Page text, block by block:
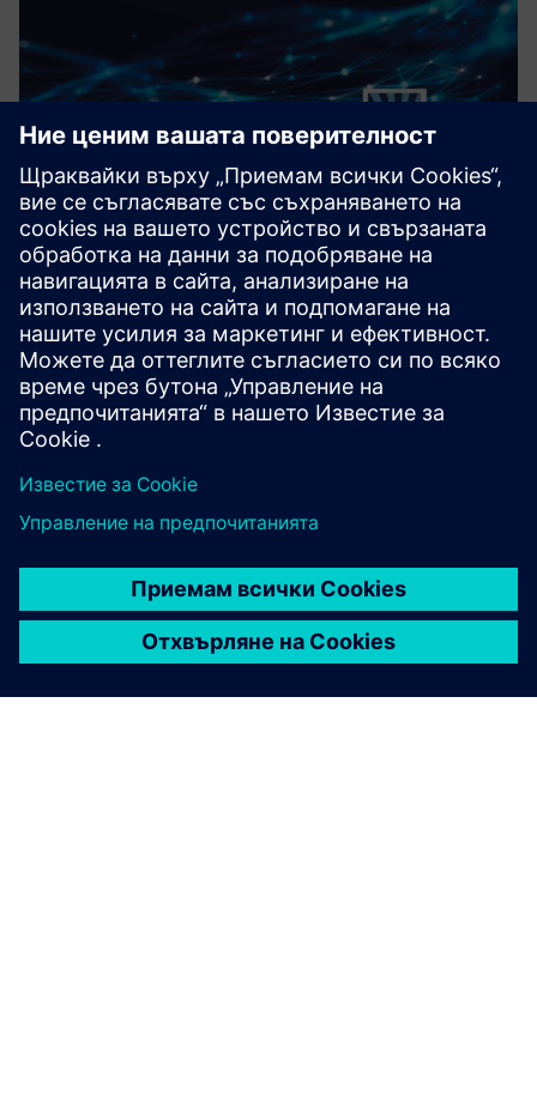
LemonTree.Connect for Polarion
С Lemontree.connect за Polarion позволяваме
проследяване от край до край между изискванията,
архитектурата и моделирането. Автоматизираното
версиране на модели, интегрираните изисквания и
управлението на промените и пълната просле...
Научете повече